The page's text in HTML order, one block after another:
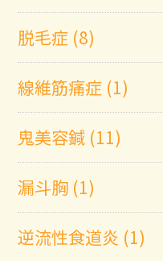
脱毛症 (8)
線維筋痛症 (1)
鬼美容鍼 (11)
漏斗胸 (1)
逆流性食道炎 (1)